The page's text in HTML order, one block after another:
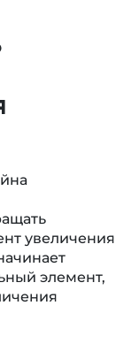
увеличения
элемент,